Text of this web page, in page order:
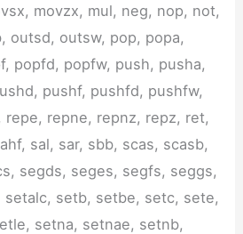
movzx, mul, neg, nop, not,
outsd, outsw, pop, popa,
popfd, popfw, push, pusha,
pushf, pushfd, pushfw,
repe, repne, repnz, repz, ret,
sal, sar, sbb, scas, scasb,
segds, seges, segfs, seggs,
setalc, setb, setbe, setc, sete,
setna, setnae, setnb,